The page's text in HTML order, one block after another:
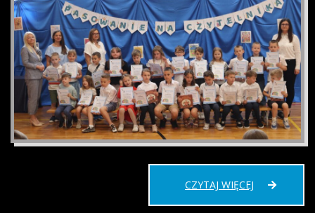
CZYTAJ WIĘCEJ PASOWANIE